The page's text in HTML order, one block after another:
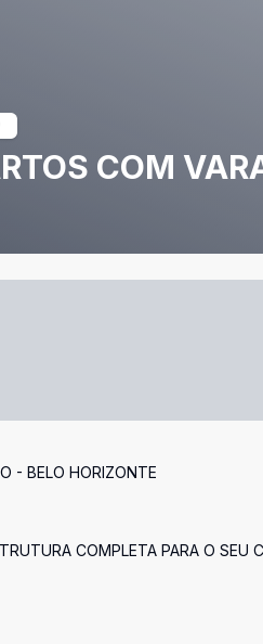
COM
- BELO HORIZONTE
COMPLETA PARA O SEU